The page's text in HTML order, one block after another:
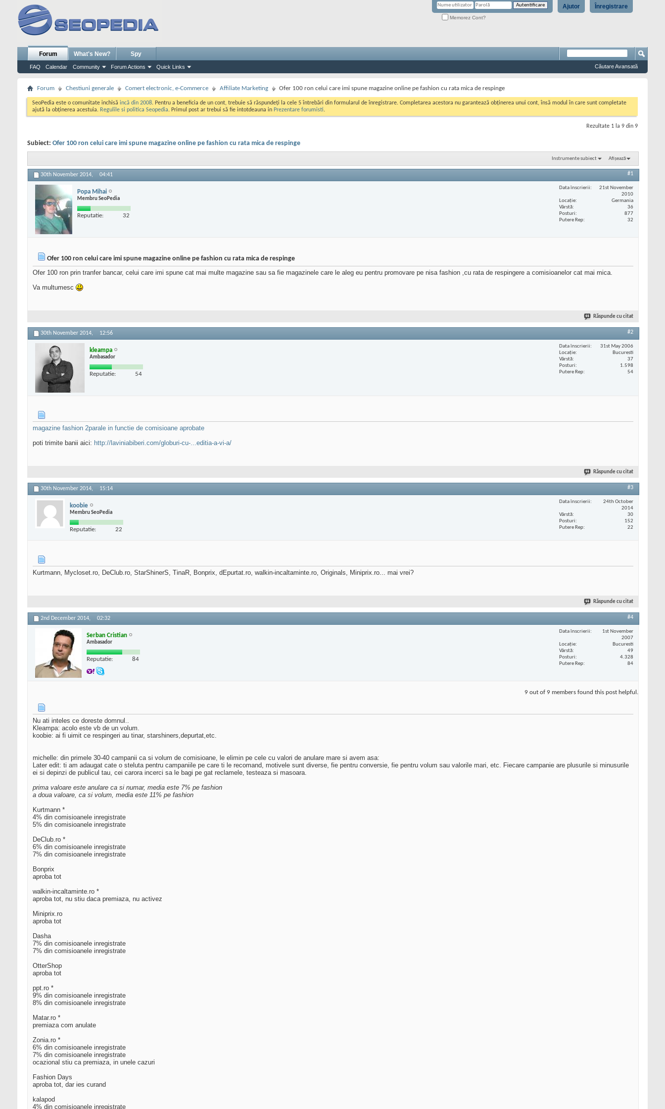
Înregistrare
Ajutor
Memorez Cont?
Forum
FAQ Calendar Community Forum Actions Quick Links
What's New? Spy
Căutare Avansată
Forum Chestiuni generale Comert electronic, e-Commerce Affiliate Marketing Ofer 100 ron celui care imi spune magazine online pe fashion cu rata mica de respinge
SeoPedia este o comunitate inchisă incă din 2008. Pentru a beneficia de un cont, trebuie să răspundeți la cele 5 întrebări din formularul de înregistrare. Completarea acestora nu garantează obținerea unui cont, însă modul în care sunt completate
ajută la obținerea acestuia. Regulile si politica Seopedia. Primul post ar trebui să fie intotdeauna in Prezentare forumisti.
Rezultate 1 la 9 din 9
Subiect: Ofer 100 ron celui care imi spune magazine online pe fashion cu rata mica de respinge
Instrumente subiect Afișează
30th November 2014, 04:41 #1
Popa Mihai
Membru SeoPedia
Reputatie: 32
Data înscrierii
21st November
2010
Locaţie
Germania
Vârstă
36
Posturi
877
Putere Rep
32
Ofer 100 ron celui care imi spune magazine online pe fashion cu rata mica de respinge
Ofer 100 ron prin tranfer bancar, celui care imi spune cat mai multe magazine sau sa fie magazinele care le aleg eu pentru promovare pe nisa fashion ,cu rata de respingere a comisioanelor cat mai mica.
Va multumesc
Răspunde cu citat
30th November 2014, 12:56 #2
kleampa
Ambasador
Reputatie: 54
Data înscrierii
31st May 2006
Locaţie
Bucuresti
Vârstă
37
Posturi
1.598
Putere Rep
54
magazine fashion 2parale in functie de comisioane aprobate
poti trimite banii aici: http://laviniabiberi.com/globuri-cu-...editia-a-vi-a/
Răspunde cu citat
30th November 2014, 15:14 #3
koobie
Membru SeoPedia
Reputatie: 22
Data înscrierii
24th October
2014
Vârstă
30
Posturi
152
Putere Rep
22
Kurtmann, Mycloset.ro, DeClub.ro, StarShinerS, TinaR, Bonprix, dEpurtat.ro, walkin-incaltaminte.ro, Originals, Miniprix.ro... mai vrei?
Răspunde cu citat
2nd December 2014, 02:32 #4
Serban Cristian
Ambasador
Reputatie: 84
Data înscrierii
1st November
2007
Locaţie
Bucuresti
Vârstă
49
Posturi
4.328
Putere Rep
84
9 out of 9 members found this post helpful.
Nu ati inteles ce doreste domnul..
Kleampa: acolo este vb de un volum.
koobie: ai fi uimit ce respingeri au tinar, starshiners,depurtat,etc.
michelle: din primele 30-40 campanii ca si volum de comisioane, le elimin pe cele cu valori de anulare mare si avem asa:
Later edit: ti am adaugat cate o steluta pentru campaniile pe care ti le recomand, motivele sunt diverse, fie pentru conversie, fie pentru volum sau valorile mari, etc. Fiecare campanie are plusurile si minusurile
ei si depinzi de publicul tau, cei carora incerci sa le bagi pe gat reclamele, testeaza si masoara.
prima valoare este anulare ca si numar, media este 7% pe fashion
a doua valoare, ca si volum, media este 11% pe fashion
Kurtmann *
4% din comisioanele inregistrate
5% din comisioanele inregistrate
DeClub.ro *
6% din comisioanele inregistrate
7% din comisioanele inregistrate
Bonprix
aproba tot
walkin-incaltaminte.ro *
aproba tot, nu stiu daca premiaza, nu activez
Miniprix.ro
aproba tot
Dasha
7% din comisioanele inregistrate
7% din comisioanele inregistrate
OtterShop
aproba tot
ppt.ro *
9% din comisioanele inregistrate
8% din comisioanele inregistrate
Matar.ro *
premiaza com anulate
Zonia.ro *
6% din comisioanele inregistrate
7% din comisioanele inregistrate
ocazional stiu ca premiaza, in unele cazuri
Fashion Days
aproba tot, dar ies curand
kalapod
4% din comisioanele inregistrate